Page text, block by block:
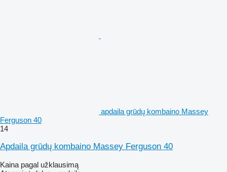
apdaila grūdų kombaino Massey
Ferguson 40
14
Apdaila grūdų kombaino Massey Ferguson 40
Kaina pagal užklausimą